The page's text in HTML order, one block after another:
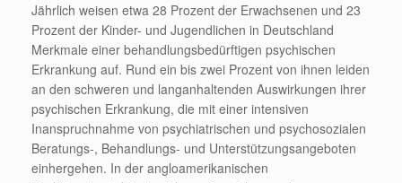
Jährlich weisen etwa 28 Prozent der Erwachsenen und 23
Prozent der Kinder- und Jugendlichen in Deutschland
Merkmale einer behandlungsbedürftigen psychischen
Erkrankung auf. Rund ein bis zwei Prozent von ihnen leiden
an den schweren und langanhaltenden Auswirkungen ihrer
psychischen Erkrankung, die mit einer intensiven
Inanspruchnahme von psychiatrischen und psychosozialen
Beratungs-, Behandlungs- und Unterstützungsangeboten
einhergehen. In der angloamerikanischen